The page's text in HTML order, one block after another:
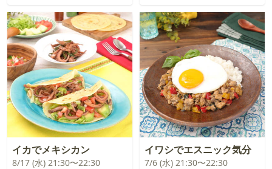
イカでメキシカン
8/17 (水) 21:30〜22:30
イワシでエスニック気分
7/6 (水) 21:30〜22:30